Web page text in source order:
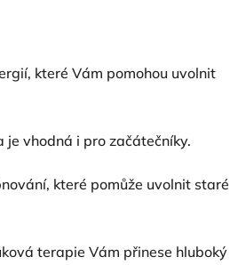
které Vám pomohou uvolnit
je vhodná i pro začátečníky.
které pomůže uvolnit staré
terapie Vám přinese hluboký